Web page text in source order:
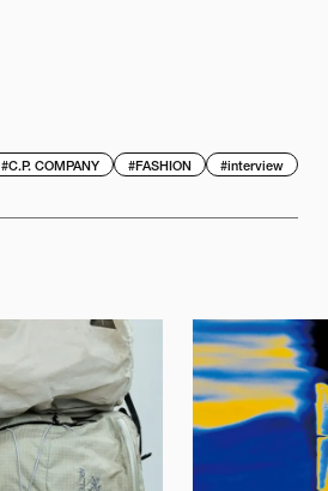
#C.P. COMPANY #FASHION #interview